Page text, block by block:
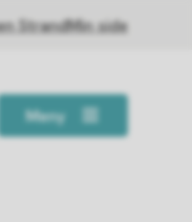
StrandMin side
Meny